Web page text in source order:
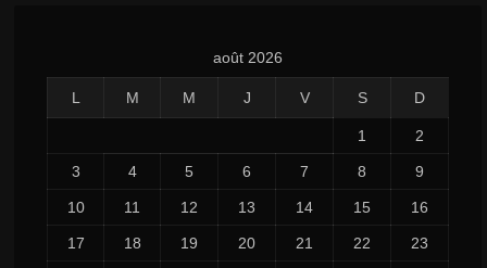
août 2026
L M M J V S D
1 2
3 4 5 6 7 8 9
10 11 12 13 14 15 16
17 18 19 20 21 22 23